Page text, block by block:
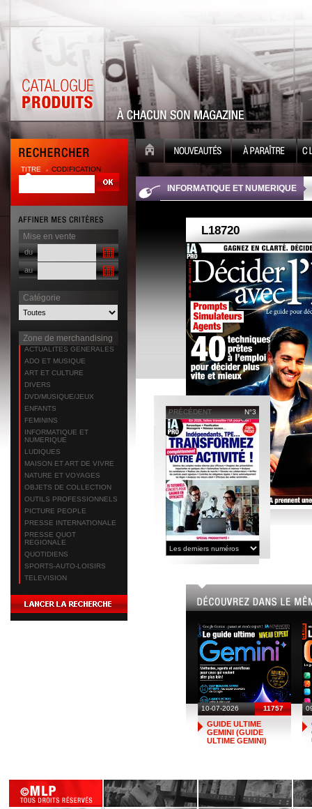
TITRE CODIFICATION
Mise en vente
du
au
Catégorie
Zone de merchandising
ACTUALITES GENERALES
ADO ET MUSIQUE
ART ET CULTURE
DIVERS
DVD/MUSIQUE/JEUX
ENFANTS
FEMININS
INFORMATIQUE ET
NUMERIQUE
LUDIQUES
MAISON ET ART DE VIVRE
NATURE ET VOYAGES
OBJETS DE COLLECTION
OUTILS PROFESSIONNELS
PICTURE PEOPLE
PRESSE INTERNATIONALE
PRESSE QUOT
REGIONALE
QUOTIDIENS
SPORTS-AUTO-LOISIRS
TELEVISION
INFORMATIQUE ET NUMERIQUE
PRÉCÉDENT N°3
10-07-2026 11757
GUIDE ULTIME
GEMINI (GUIDE
ULTIME GEMINI)